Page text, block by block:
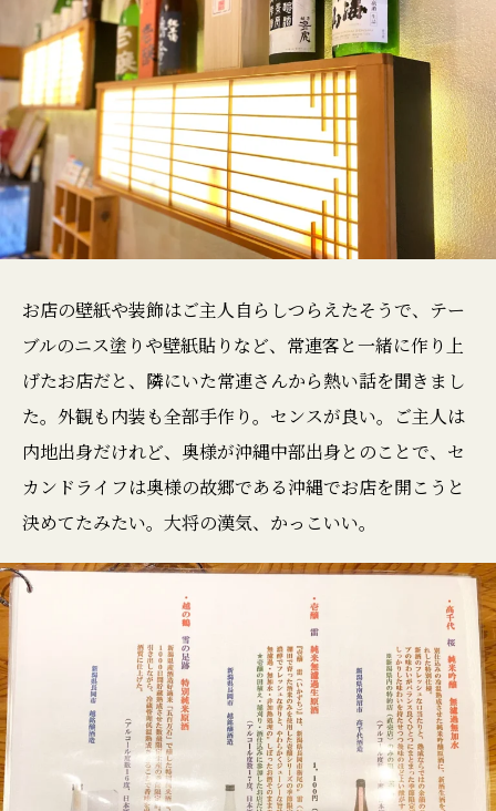
お店の壁紙や装飾はご主人自らしつらえたそうで、テー
ブルのニス塗りや壁紙貼りなど、常連客と一緒に作り上
げたお店だと、隣にいた常連さんから熱い話を聞きまし
た。外観も内装も全部手作り。センスが良い。ご主人は
内地出身だけれど、奥様が沖縄中部出身とのことで、セ
カンドライフは奥様の故郷である沖縄でお店を開こうと
決めてたみたい。大将の漢気、かっこいい。